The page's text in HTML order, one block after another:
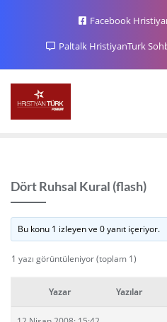
Facebook
Paltalk HristiyanTurk
Dört Ruhsal Kural (flash)
Bu konu 1 izleyen ve 0 yanıt içeriyor.
1 yazı görüntüleniyor (toplam 1)
Yazar Yazılar